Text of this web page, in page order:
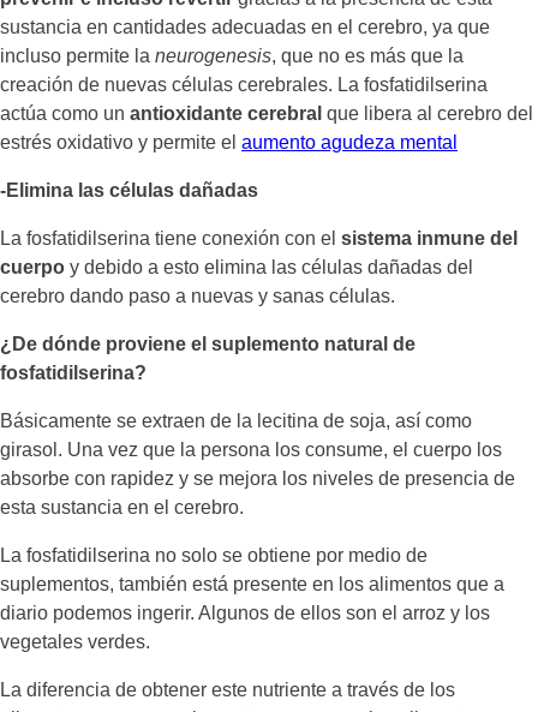
sustancia en cantidades adecuadas en el cerebro, ya que
incluso permite la neurogenesis, que no es más que la
creación de nuevas células cerebrales. La fosfatidilserina
actúa como un antioxidante cerebral que libera al cerebro del
estrés oxidativo y permite el aumento agudeza mental
-Elimina las células dañadas
La fosfatidilserina tiene conexión con el sistema inmune del
cuerpo y debido a esto elimina las células dañadas del
cerebro dando paso a nuevas y sanas células.
¿De dónde proviene el suplemento natural de
fosfatidilserina?
Básicamente se extraen de la lecitina de soja, así como
girasol. Una vez que la persona los consume, el cuerpo los
absorbe con rapidez y se mejora los niveles de presencia de
esta sustancia en el cerebro.
La fosfatidilserina no solo se obtiene por medio de
suplementos, también está presente en los alimentos que a
diario podemos ingerir. Algunos de ellos son el arroz y los
vegetales verdes.
La diferencia de obtener este nutriente a través de los